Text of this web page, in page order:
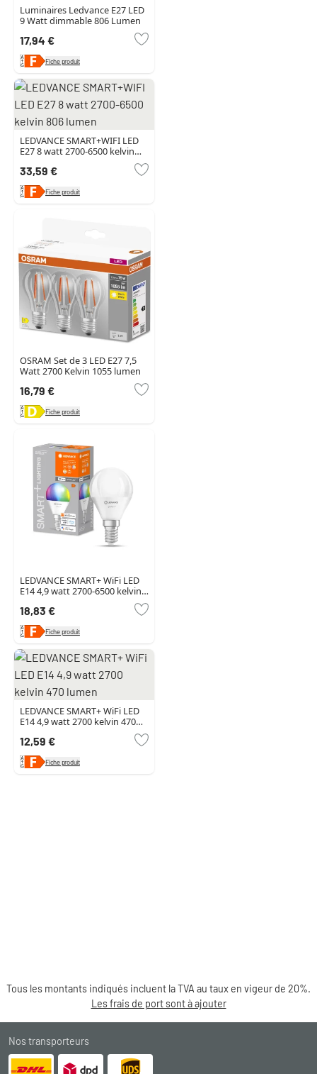
Luminaires Ledvance E27 LED
9 Watt dimmable 806 Lumen
17,94 €
Fiche produit
LEDVANCE SMART+WIFI LED
E27 8 watt 2700-6500 kelvin
33,59 €
Fiche produit
OSRAM Set de 3 LED E27 7,5
Watt 2700 Kelvin 1055 lumen
16,79 €
Fiche produit
LEDVANCE SMART+ WiFi LED
E14 4,9 watt 2700-6500 kelvin
18,83 €
Fiche produit
LEDVANCE SMART+ WiFi LED
E14 4,9 watt 2700 kelvin 470
12,59 €
Fiche produit
Tous les montants indiqués incluent la TVA au taux en vigeur de 20%.
Les frais de port sont à ajouter
Nos transporteurs